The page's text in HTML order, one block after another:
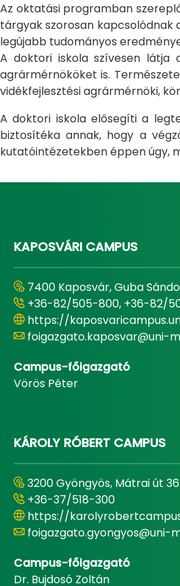
Az oktatási programban
tárgyak szorosan
legújabb tudományos
A doktori iskola szívesen látja
agrármérnököket is.
vidékfejlesztési agrármérnöki,
A doktori iskola elősegíti a
biztosítéka annak, hogy a
kutatóintézetekben éppen úgy,
KAPOSVÁRI CAMPUS
7400 Kaposvár, Guba
+36-82/505-800, +36-82/
https://
foigazgato.kaposvar@uni-
Campus-főigazgató
Vörös Péter
KÁROLY RÓBERT CAMPUS
3200 Gyöngyös, Mátrai út 36.
+36-37/518-300
https://
foigazgato.gyongyos@uni-
Campus-főigazgató
Dr. Bujdosó Zoltán